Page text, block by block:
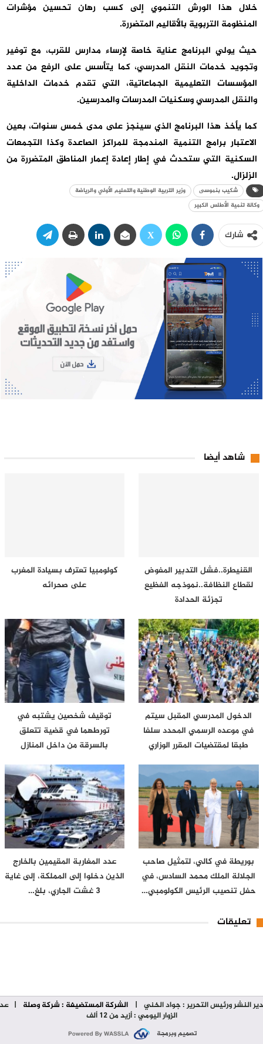
خلال هذا الورش التنموي إلى كسب رهان تحسين مؤشرات
المنظومة التربوية بالأقاليم المتضررة.
حيث يولي البرنامج عناية خاصة لإرساء مدارس للقرب، مع توفير
وتجويد خدمات النقل المدرسي، كما يتأسس على الرفع من عدد
المؤسسات التعليمية الجماعاتية، التي تقدم خدمات الداخلية
والنقل المدرسي وسكنيات المدرسات والمدرسين.
كما يأخذ هذا البرنامج الذي سينجز على مدى خمس سنوات، بعين
الاعتبار برامج التنمية المندمجة للمراكز الصاعدة وكذا التجمعات
السكنية التي ستحدث في إطار إعادة إعمار المناطق المتضررة من
الزلزال.
شكيب بنموسى
وزير التربية الوطنية والتعليم الأولي والرياضة
وكالة تنمية الأطلس الكبير
شارك
شاهد أيضا
القنيطرة..فشل التدبير المفوض
لقطاع النظافة..نموذجه الفظيع
تجزئة الحدادة
كولومبيا تعترف بسيادة المغرب
على صحرائه
الدخول المدرسي المقبل سیتم
في موعده الرسمي المحدد سلفا
طبقا لمقتضیات المقرر الوزاري
توقيف شخصين يشتبه في
تورطهما في قضية تتعلق
بالسرقة من داخل المنازل
بوريطة في كالي، لتمثيل صاحب
الجلالة الملك محمد السادس، في
حفل تنصيب الرئيس الكولومبي…
عدد المغاربة المقيمين بالخارج
الذين دخلوا إلى المملكة، إلى غاية
3 غشت الجاري، بلغ…
تعليقات
النشر ورئيس التحرير : جواد الخني | الشركة المستضيفة : شركة وصلة |
الزوار اليومي : أزيد من 12 ألف
تصميم وبرمجة